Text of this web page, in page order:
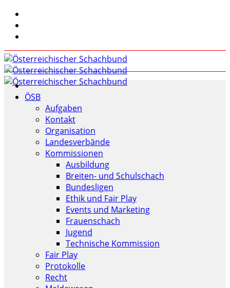
ÖSB
Aufgaben
Kontakt
Organisation
Landesverbände
Kommissionen
Ausbildung
Breiten- und Schulschach
Bundesligen
Ethik und Fair Play
Events und Marketing
Frauenschach
Jugend
Technische Kommission
Fair Play
Protokolle
Recht